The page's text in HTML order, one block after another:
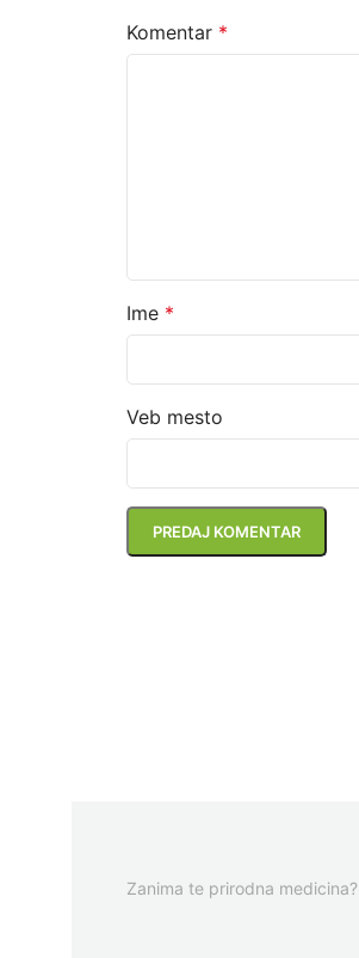
Komentar *
Ime *
Veb mesto
Zanima te prirodna medicina?